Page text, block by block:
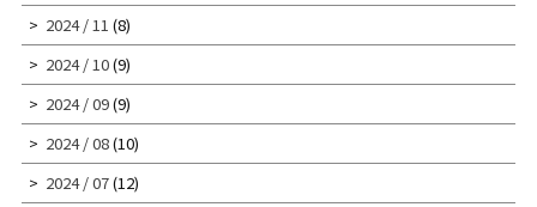
2024 / 11 (8)
2024 / 10(9)
2024 / 09(9)
2024 / 08(10)
2024 / 07(12)